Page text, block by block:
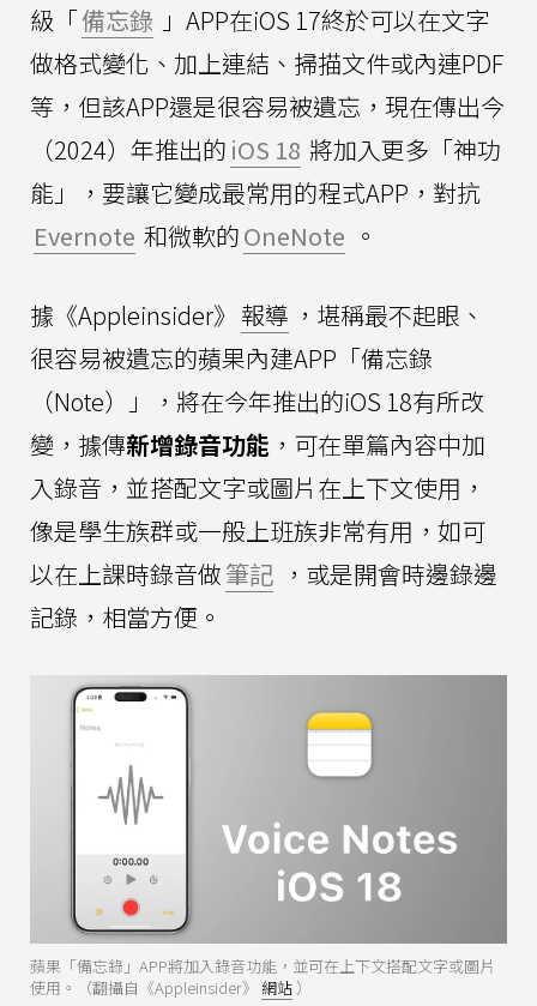
級「備忘錄 」APP在iOS 17終於可以在文字
做格式變化、加上連結、掃描文件或內連PDF
等，但該APP還是很容易被遺忘，現在傳出今
（2024）年推出的 iOS 18 將加入更多「神功
能」，要讓它變成最常用的程式APP，對抗
Evernote 和微軟的OneNote 。
據《Appleinsider》 報導 ，堪稱最不起眼、
很容易被遺忘的蘋果內建APP「備忘錄
（Note）」，將在今年推出的iOS 18有所改
變，據傳新增錄音功能 ，可在單篇內容中加
入錄音，並搭配文字或圖片在上下文使用，
像是學生族群或一般上班族非常有用，如可
以在上課時錄音做筆記 ，或是開會時邊錄邊
記錄，相當方便。
蘋果「備忘錄」APP將加入錄音功能，並可在上下文搭配文字或圖片
使用。（翻攝自《Appleinsider》 網站 ）